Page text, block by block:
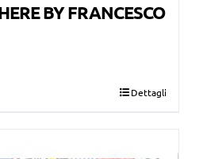
BY FRANCESCO
Dettagli